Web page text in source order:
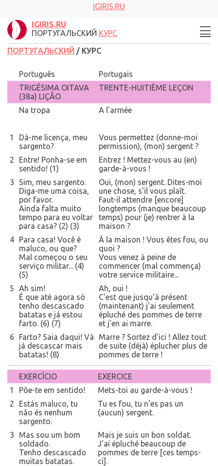
IGIRIS.RU
IGIRIS.RU
ПОРТУГАЛЬСКИЙ КУРС
ПОРТУГАЛЬСКИЙ / КУРС
Português
Portugais
TRIGÉSIMA OITAVA
(38a) LIÇÃO
TRENTE-HUITIÈME LEÇON
Na tropa A l'armée
1
Dá-me licença, meu
sargento?
Vous permettez (donne-moi
permission), (mon) sergent ?
2
Entre! Ponha-se em
sentido! (1)
Entrez ! Mettez-vous au (en)
garde-à-vous !
3
Sim, meu sargento.
Diga-me uma coisa,
por favor.
Ainda falta muito
tempo para eu voltar
para casa? (2) (3)
Oui, (mon) sergent. Dites-moi
une chose, s'il vous plaît.
Faut-il attendre [encore]
longtemps (manque beaucoup
temps) pour (je) rentrer à la
maison ?
4
Para casa! Você é
maluco, ou que?
Mal começou o seu
serviço militar... (4)
(5)
À la maison ! Vous êtes fou, ou
quoi ?
Vous venez à peine de
commencer (mal commença)
votre service militaire...
5
Ah sim!
É que até agora só
tenho descascado
batatas e já estou
farto. (6) (7)
Ah, oui !
C'est que jusqu'à présent
(maintenant) j'ai seulement
épluché des pommes de terre
et j'en ai marre.
6
Farto? Saia daqui! Vá
já descascar mais
batatas! (8)
Marre ? Sortez d'ici ! Allez tout
de suite (déjà) éplucher plus de
pommes de terre !
EXERCÍCIO
EXERCICE
1
Põe-te em sentido!
Mets-toi au garde-à-vous !
2
Estás maluco, tu
não és nenhum
sargento.
Tu es fou, tu n'es pas un
(aucun) sergent.
3
Mas sou um bom
soldado.
Tenho descascado
muitas batatas.
Mais je suis un bon soldat.
J'ai épluché beaucoup de
pommes de terre [ces temps-
ci].